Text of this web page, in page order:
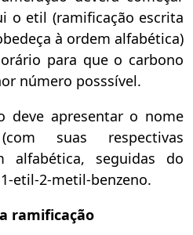
o etil (ramificação escrita
à ordem alfabética)
para que o carbono
número posssível.
deve apresentar o nome
suas respectivas
alfabética, seguidas do
etil-2-metil-benzeno.
ramificação